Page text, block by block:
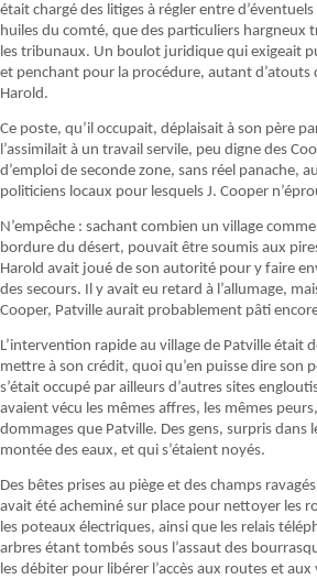
était chargé des litiges à régler entre
huiles du comté, que des particuliers hargneux
les tribunaux. Un boulot juridique qui exigeait
et penchant pour la procédure, autant d’atouts
Harold.
Ce poste, qu’il occupait, déplaisait à son père
l’assimilait à un travail servile, peu digne des
d’emploi de seconde zone, sans réel panache,
politiciens locaux pour lesquels J. Cooper
N’empêche : sachant combien un village
bordure du désert, pouvait être soumis aux
Harold avait joué de son autorité pour y faire
des secours. Il y avait eu retard à l’allumage,
Cooper, Patville aurait probablement pâti
L’intervention rapide au village de Patville était
mettre à son crédit, quoi qu’en puisse dire son
s’était occupé par ailleurs d’autres sites
avaient vécu les mêmes affres, les mêmes
dommages que Patville. Des gens, surpris dans
montée des eaux, et qui s’étaient noyés.
Des bêtes prises au piège et des champs
avait été acheminé sur place pour nettoyer les
les poteaux électriques, ainsi que les relais
arbres étant tombés sous l’assaut des
les débiter pour libérer l’accès aux routes et aux